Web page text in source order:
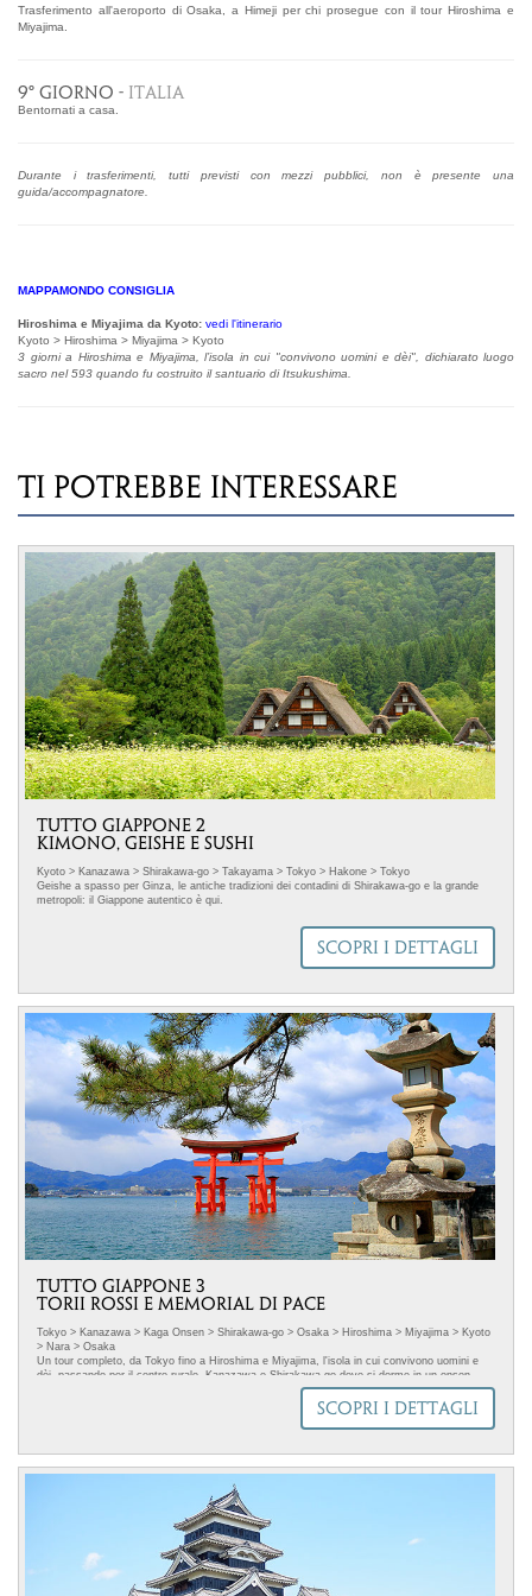
Trasferimento all'aeroporto di Osaka, a Himeji per chi prosegue con il tour Hiroshima e
Miyajima.
9° GIORNO - ITALIA
Bentornati a casa.
Durante i trasferimenti, tutti previsti con mezzi pubblici, non è presente una
guida/accompagnatore.
MAPPAMONDO CONSIGLIA
Hiroshima e Miyajima da Kyoto: vedi l'itinerario
Kyoto > Hiroshima > Miyajima > Kyoto
3 giorni a Hiroshima e Miyajima, l’isola in cui "convivono uomini e dèi", dichiarato luogo
sacro nel 593 quando fu costruito il santuario di Itsukushima.
TI POTREBBE INTERESSARE
TUTTO GIAPPONE 2
KIMONO, GEISHE E SUSHI
Kyoto > Kanazawa > Shirakawa-go > Takayama > Tokyo > Hakone > Tokyo
Geishe a spasso per Ginza, le antiche tradizioni dei contadini di Shirakawa-go e la grande
metropoli: il Giappone autentico è qui.
.immagine-sinistra { float: left; /* Allinea l'immagine a sinistra */ margin-right: 18px; /*
Aggiunge spazio a destra dell'immagine */ margin-bottom: 5px; /* Aggiunge spazio sotto
l'immagine */ } Selezioniamo partner che condividono con Mappamondo valori, scelte di
prodotto e iniziative concrete di responsabilità sociale.
delle Nazioni Unite. In questo tour sono utilizzate accortezze per limitare al massimo il
consumo di acqua, energia, combustibili fossili, carta e plastica. Abbiamo selezionato
alberghi che si impegnano a rispettare criteri di sostenibilità, non organizziamo visite in aree
con ecosistemi fragili, supportiamo l'economia delle comunità locali. Abbiamo ridotto
l'impatto ambientale del trasporto su gomma, dove possibile si viaggia a bordo dei treni
migliori del Giappone: veloci, efficienti e puliti.
SCOPRI I DETTAGLI
TUTTO GIAPPONE 3
TORII ROSSI E MEMORIAL DI PACE
Tokyo > Kanazawa > Kaga Onsen > Shirakawa-go > Osaka > Hiroshima > Miyajima > Kyoto
> Nara > Osaka
Un tour completo, da Tokyo fino a Hiroshima e Miyajima, l'isola in cui convivono uomini e
dèi, passando per il centro rurale, Kanazawa e Shirakawa-go dove si dorme in un onsen.
Questo tour è in linea con l'Agenda 2030 delle Nazioni Unite per lo sviluppo sostenibile.
Abbiamo ridotto al massimo l'impatto ambientale del trasporto su gomma, dove possibile si
SCOPRI I DETTAGLI